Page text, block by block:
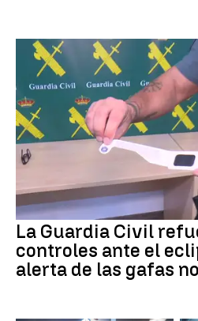
La Guardia Civil
controles ante el
alerta de las gafas